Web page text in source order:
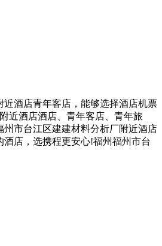
酒店青年客店，能够选择酒店机票
近酒店酒店、青年客店、青年旅
市台江区建建材料分析厂附近酒店
店，选携程更安心!福州福州市台